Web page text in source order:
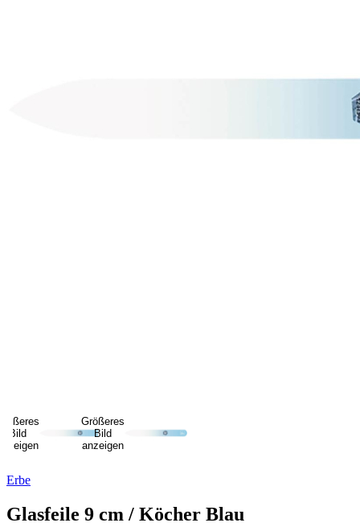
Bild
Größeres
Bild
anzeigen
Erbe
Glasfeile 9 cm / Köcher Blau